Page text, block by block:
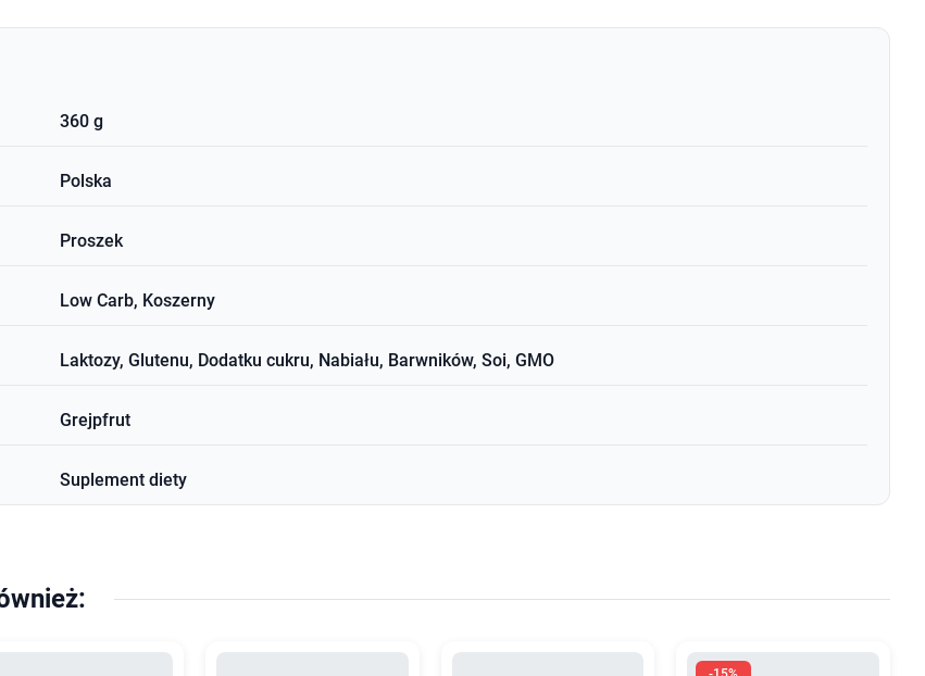
360 g
Polska
Proszek
Low Carb, Koszerny
Laktozy, Glutenu, Dodatku cukru, Nabiału, Barwników, Soi, GMO
Grejpfrut
Suplement diety